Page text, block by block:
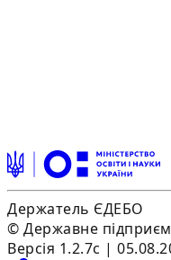
Держатель ЄДЕБО
© Державне
Версія 1.2.7c |